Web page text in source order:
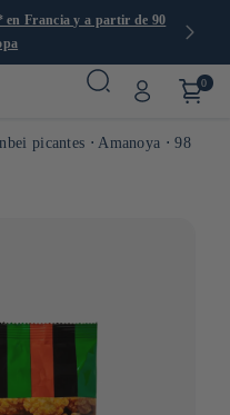
Francia y a partir de 90
0
picantes ⋅ Amanoya ⋅ 98